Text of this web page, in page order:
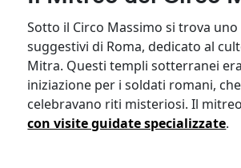
Sotto il Circo Massimo si trova
suggestivi di Roma, dedicato al
Mitra. Questi templi sotterranei
iniziazione per i soldati romani,
celebravano riti misteriosi. Il
con visite guidate specializzate.